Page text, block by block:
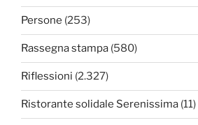
Persone (253)
Rassegna stampa (580)
Riflessioni (2.327)
Ristorante solidale Serenissima (11)